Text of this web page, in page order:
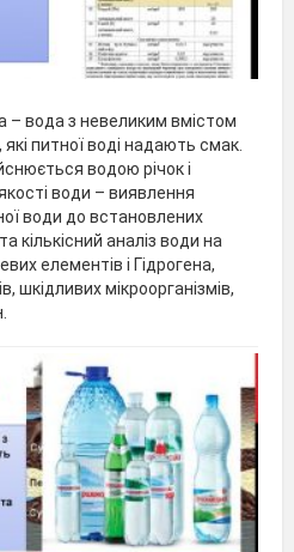
– вода з невеликим вмістом
питної воді надають смак.
водою річок і
води – виявлення
води до встановлених
кількісний аналіз води на
елементів і Гідрогена,
шкідливих мікроорганізмів,